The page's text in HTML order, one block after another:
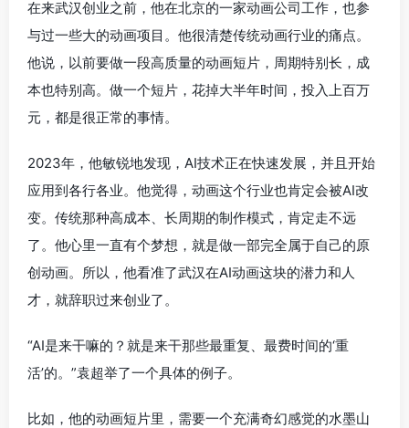
在来武汉创业之前，他在北京的一家动画公司工作，也参
与过一些大的动画项目。他很清楚传统动画行业的痛点。
他说，以前要做一段高质量的动画短片，周期特别长，成
本也特别高。做一个短片，花掉大半年时间，投入上百万
元，都是很正常的事情。
2023年，他敏锐地发现，AI技术正在快速发展，并且开始
应用到各行各业。他觉得，动画这个行业也肯定会被AI改
变。传统那种高成本、长周期的制作模式，肯定走不远
了。他心里一直有个梦想，就是做一部完全属于自己的原
创动画。所以，他看准了武汉在AI动画这块的潜力和人
才，就辞职过来创业了。
“AI是来干嘛的？就是来干那些最重复、最费时间的‘重
活’的。”袁超举了一个具体的例子。
比如，他的动画短片里，需要一个充满奇幻感觉的水墨山